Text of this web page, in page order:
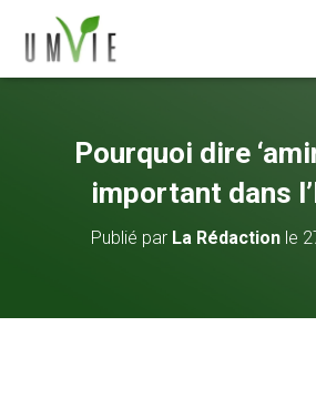
Pourquoi dire
important dans
Publié par La Rédactionle